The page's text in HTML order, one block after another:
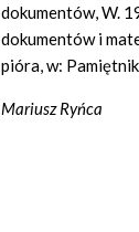
dokumentów, W.
dokumentów i
pióra, w:
Mariusz Ryńca